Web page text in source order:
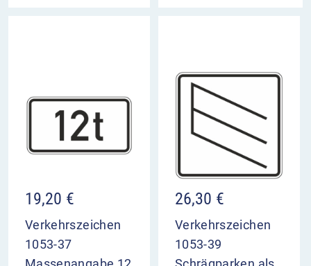
19,20 €
Verkehrszeichen
1053-37
26,30 €
Verkehrszeichen
1053-39